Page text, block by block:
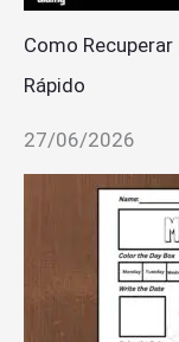
Como Recuperar
Rápido
27/06/2026